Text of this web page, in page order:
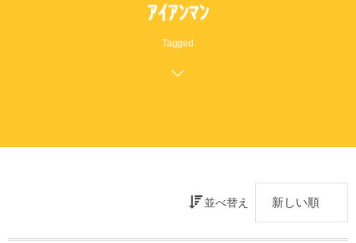
ｱｲｱﾝﾏﾝ
Tagged
並べ替え